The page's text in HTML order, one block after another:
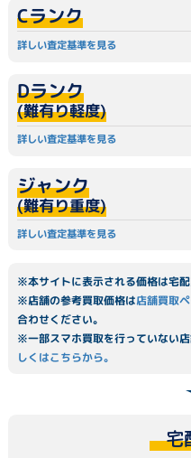
詳しい査定基準を見る
Cランク
詳しい査定基準を見る
Dランク
(難有り軽度)
詳しい査定基準を見る
ジャンク
(難有り重度)
※本サイトに表示される価格は宅配
※店舗の参考買取価格は店舗買取
合わせください。
※一部スマホ買取を行っていない
しくはこちらから。
宅